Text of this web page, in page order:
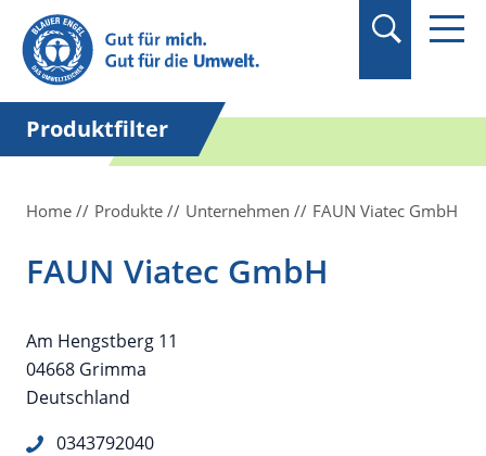
Suchbegriff in
Anführungszeichen
setzen.
Produktfilter
Home Produkte Unternehmen FAUN Viatec GmbH
FAUN Viatec GmbH
Am Hengstberg 11
04668 Grimma
Deutschland
0343792040